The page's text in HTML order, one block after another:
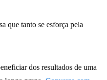
que tanto se esforça pela
dos resultados de uma